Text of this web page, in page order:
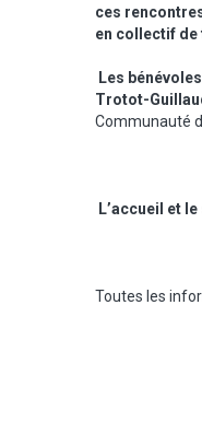
ces
en collectif de
Les
Trotot-
Communauté
L’accueil et
Toutes les